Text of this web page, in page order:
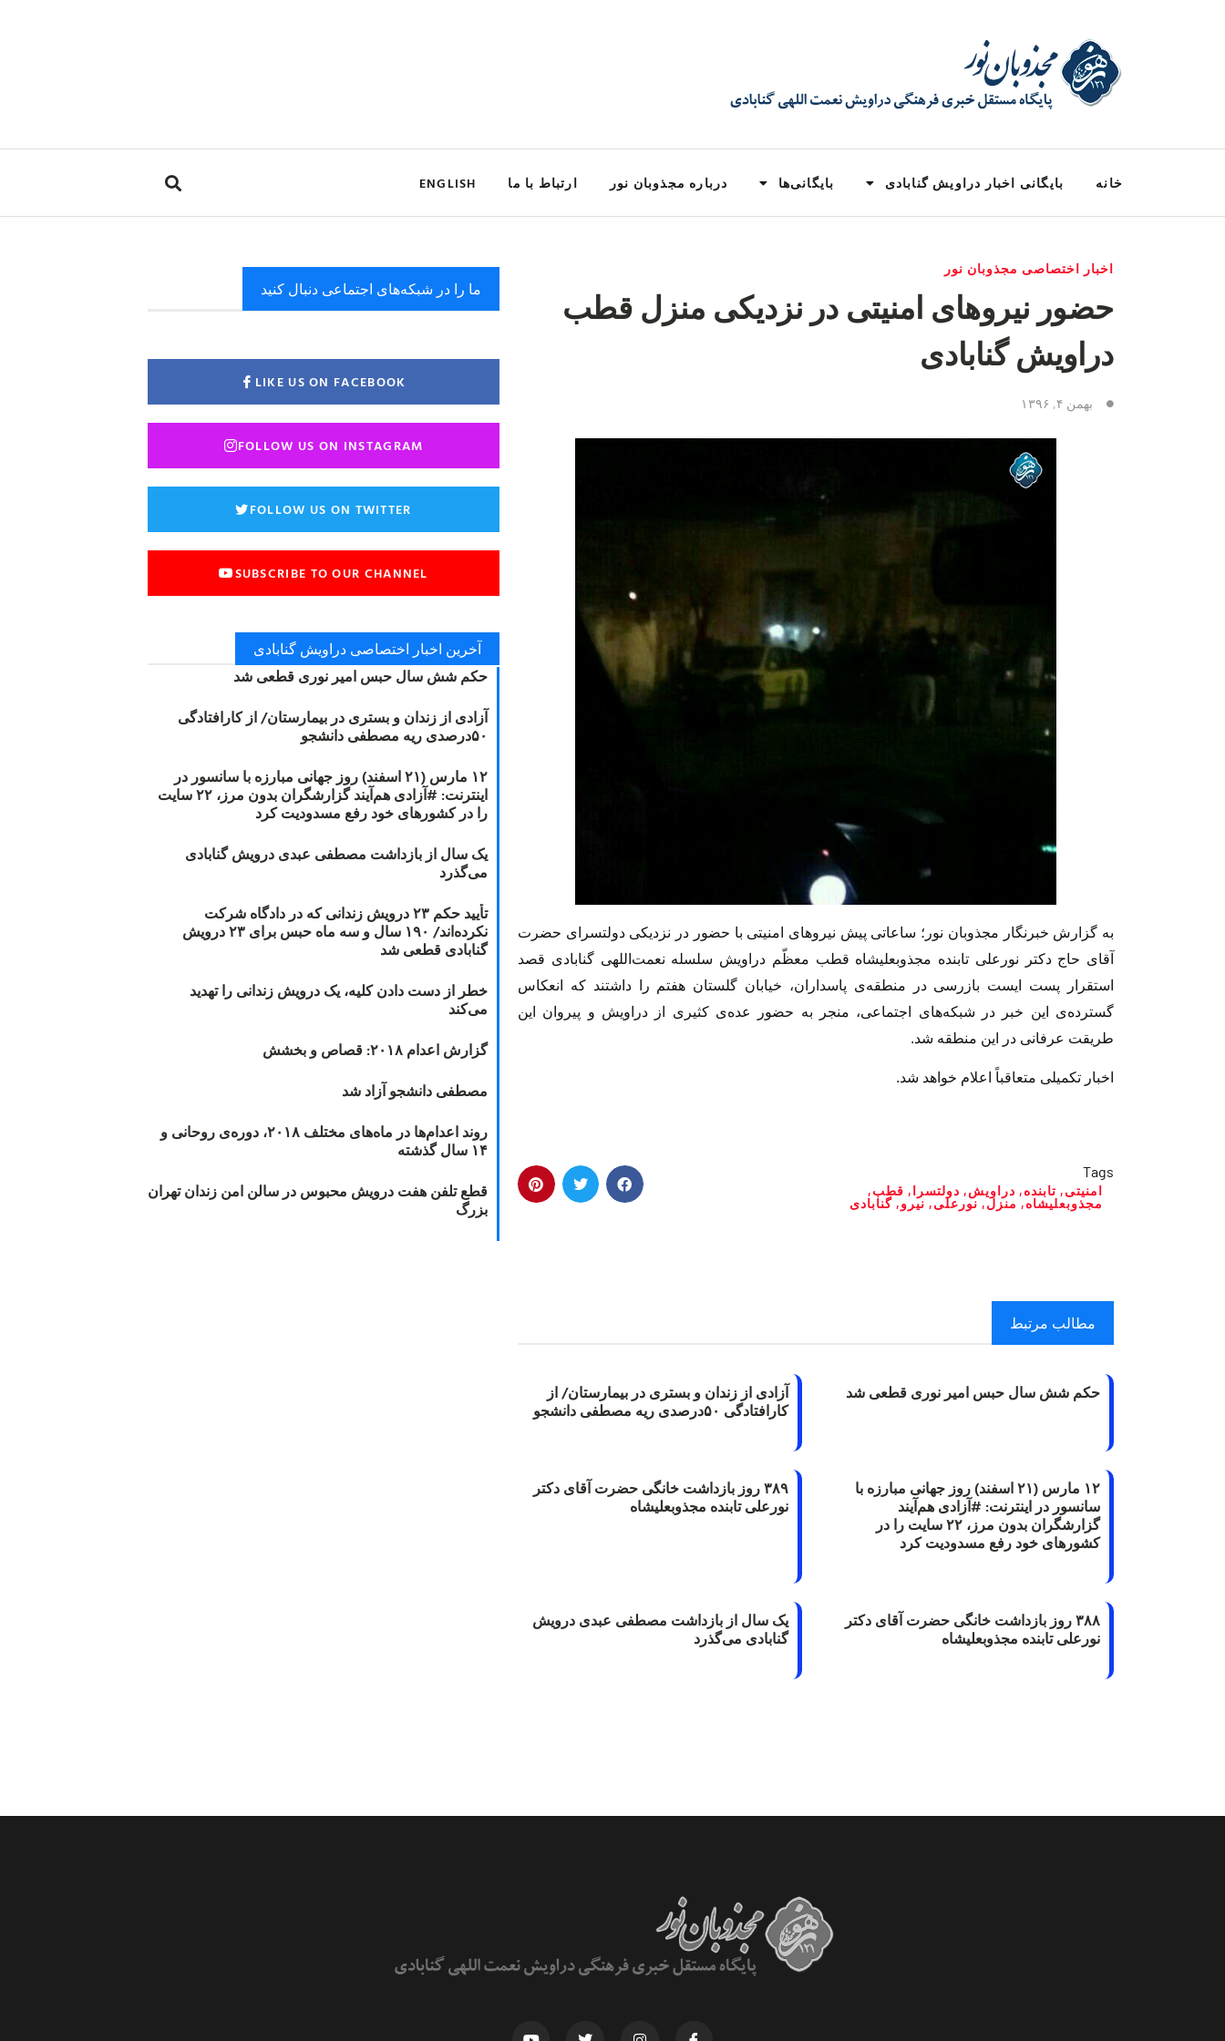
خانه بایگانی اخبار دراویش گنابادی بایگانی‌ها درباره مجذوبان نور ارتباط با ما ENGLISH
اخبار اختصاصی مجذوبان نور
حضور نیروهای امنیتی در نزدیکی منزل قطب
دراویش گنابادی
بهمن ۴, ۱۳۹۶
به گزارش خبرنگار مجذوبان نور؛ ساعاتی پیش نیروهای امنیتی با حضور در نزدیکی دولتسرای حضرت
آقای حاج دکتر نورعلی تابنده مجذوبعلیشاه قطب معظّم دراویش سلسله نعمت‌اللهی گنابادی قصد
استقرار پست ایست بازرسی در منطقه‌ی پاسداران، خیابان گلستان هفتم را داشتند که انعکاس
گسترده‌ی این خبر در شبکه‌های اجتماعی، منجر به حضور عده‌ی کثیری از دراویش و پیروان این
طریقت عرفانی در این منطقه شد.
اخبار تکمیلی متعاقباً اعلام خواهد شد.
Tags
امنیتی, تابنده, دراویش, دولتسرا, قطب,
مجذوبعلیشاه, منزل, نورعلی, نیرو, گنابادی
مطالب مرتبط
حکم شش سال حبس امیر نوری قطعی شد
آزادی از زندان و بستری در بیمارستان/ از
کارافتادگی ۵۰درصدی ریه مصطفی دانشجو
۱۲ مارس (۲۱ اسفند) روز جهانی مبارزه با
سانسور در اینترنت: #آزادی هم‌آیند
گزارشگران‌ بدون مرز، ۲۲ سایت را در
کشورهای خود رفع مسدودیت کرد
۳۸۹ روز بازداشت خانگی حضرت آقای دکتر
نورعلی تابنده مجذوبعلیشاه
۳۸۸ روز بازداشت خانگی حضرت آقای دکتر
نورعلی تابنده مجذوبعلیشاه
یک سال از بازداشت مصطفی عبدی درویش
گنابادی می‌گذرد
ما را در شبکه‌های اجتماعی دنبال کنید
LIKE US ON FACEBOOK
FOLLOW US ON INSTAGRAM
FOLLOW US ON TWITTER
SUBSCRIBE TO OUR CHANNEL
آخرین اخبار اختصاصی دراویش گنابادی
حکم شش سال حبس امیر نوری قطعی شد
آزادی از زندان و بستری در بیمارستان/ از کارافتادگی
۵۰درصدی ریه مصطفی دانشجو
۱۲ مارس (۲۱ اسفند) روز جهانی مبارزه با سانسور در
اینترنت: #آزادی هم‌آیند گزارشگران‌ بدون مرز، ۲۲ سایت
را در کشورهای خود رفع مسدودیت کرد
یک سال از بازداشت مصطفی عبدی درویش گنابادی
می‌گذرد
تأیید حکم ۲۳ درویش زندانی که در دادگاه شرکت
نکرده‌اند/ ۱۹۰ سال و سه ماه حبس برای ۲۳ درویش
گنابادی قطعی شد
خطر از دست دادن کلیه، یک درویش زندانی را تهدید
می‌کند
گزارش اعدام ۲۰۱۸: قصاص و بخشش
مصطفی دانشجو آزاد شد
روند اعدام‌ها در ماه‌های مختلف ۲۰۱۸، دوره‌ی روحانی و
۱۴ سال گذشته
قطع تلفن هفت درویش محبوس در سالن امن زندان تهران
بزرگ